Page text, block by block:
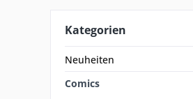
Kategorien
Neuheiten
Comics